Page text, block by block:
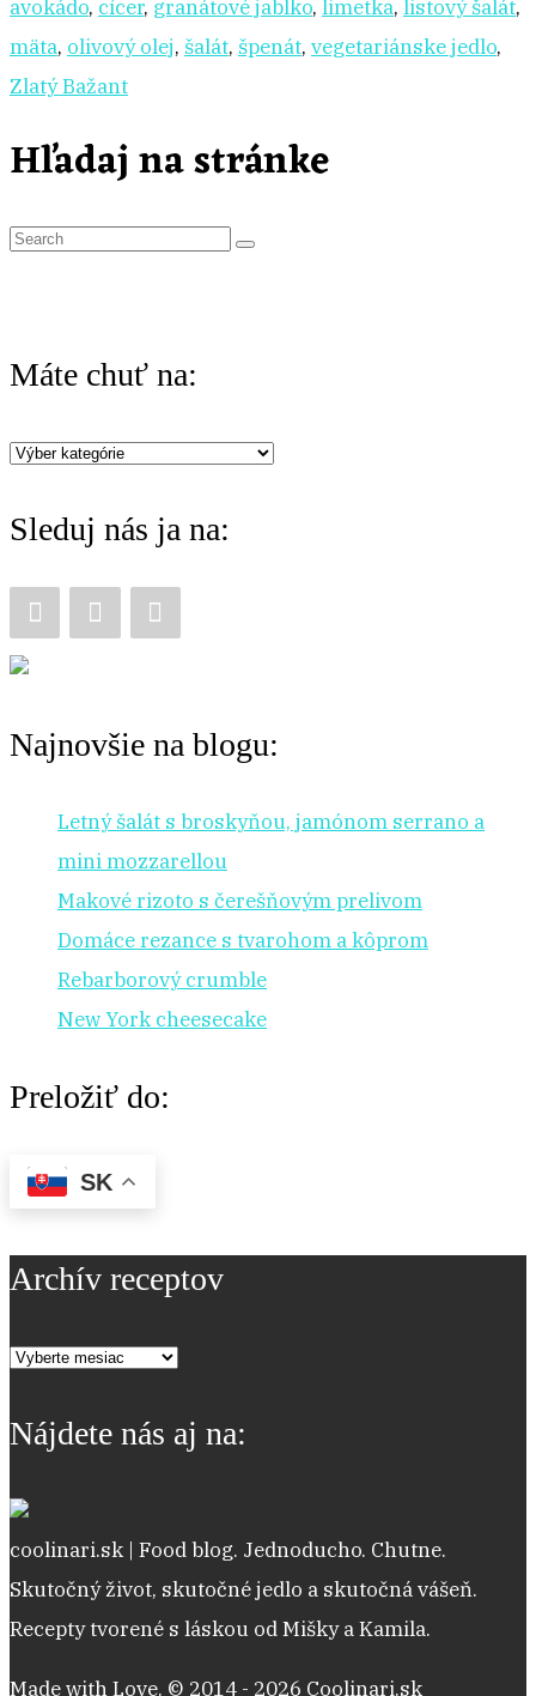
avokádo, cícer, granátové jablko, limetka, listový šalát,
mäta, olivový olej, šalát, špenát, vegetariánske jedlo,
Zlatý Bažant
Hľadaj na stránke
S
c
f
o
:
Máte chuť na:
Máte
na:
Sleduj nás ja na:
Najnovšie na blogu:
Letný šalát s broskyňou, jamónom serrano a
mini mozzarellou
Makové rizoto s čerešňovým prelivom
Domáce rezance s tvarohom a kôprom
Rebarborový crumble
New York cheesecake
Preložiť do:
SK
Archív receptov
Archív
Nájdete nás aj na:
coolinari.sk | Food blog. Jednoducho. Chutne.
Skutočný život, skutočné jedlo a skutočná vášeň.
Recepty tvorené s láskou od Mišky a Kamila.
Made with Love. © 2014 - 2026 Coolinari.sk